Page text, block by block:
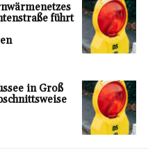
führt
in Groß